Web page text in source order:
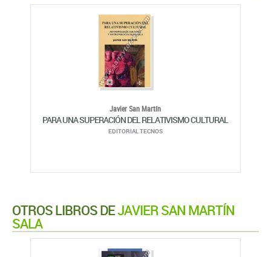
Javier San Martín
PARA UNA SUPERACIÓN DEL RELATIVISMO CULTURAL
EDITORIAL TECNOS
OTROS LIBROS DEJAVIER SAN MARTÍN
SALA